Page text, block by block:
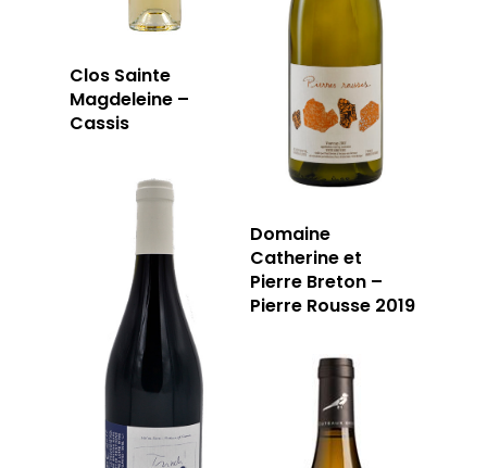
Clos Sainte
Magdeleine –
Cassis
Domaine
Catherine et
Pierre Breton –
Pierre Rousse 2019
RÉSERVER
59 rue Grignan
13006 Marseille